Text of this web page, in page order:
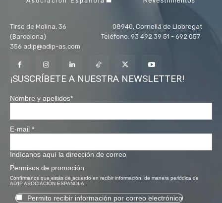
Tirso de Molina, 36 08940, Cornellá de Llobregat
(Barcelona) Teléfono: 93 492 39 51 - 692 057
356 adip@adip-as.com
¡SUSCRÍBETE A NUESTRA NEWSLETTER!
Nombre y apellidos*
E-mail *
Indícanos aquí la dirección de correo
Permisos de promoción
Confírmanos que estás de acuerdo en recibir información, de manera periódica de
AD'IP ASOCIACIÓN ESPAÑOLA:
Permito recibir información por correo electrónico